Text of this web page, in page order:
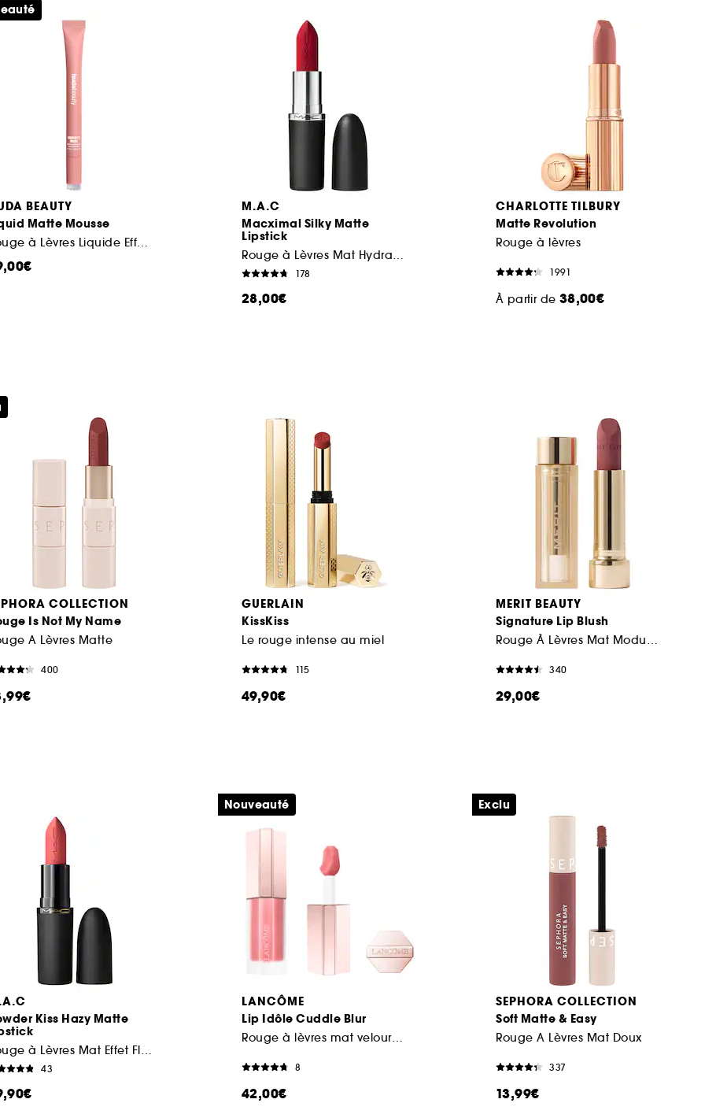
BEAUTY
Matte Mousse
M.A.C
Macximal Silky Matte
Lipstick
178
28,00€
CHARLOTTE TILBURY
Matte Revolution
Rouge à lèvres
1991
À partir de 38,00€
COLLECTION
Is Not My Name
A Lèvres Matte
400
GUERLAIN
KissKiss
Le rouge intense au miel
115
49,90€
MERIT BEAUTY
Signature Lip Blush
340
29,00€
Kiss Hazy Matte
43
LANCÔME
Lip Idôle Cuddle Blur
Rouge à lèvres mat velours floutant enrichi en soin
8
42,00€
Nouveauté
SEPHORA COLLECTION
Soft Matte & Easy
Rouge A Lèvres Mat Doux
337
13,99€
Exclu